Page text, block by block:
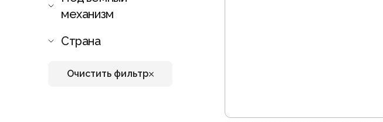
механизм
Страна
Очистить фильтр